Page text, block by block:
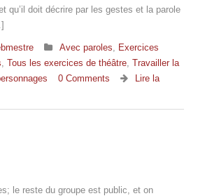
qu’il doit décrire par les gestes et la parole
Avec paroles, Exercices
, Tous les exercices de théâtre, Travailler la
0 Comments
Lire la
le reste du groupe est public, et on